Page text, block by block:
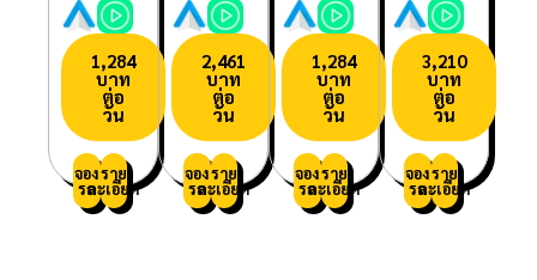
1,284
บาท
ต่อ
วัน
จอง
รถ
ราย
ละเอียด
2,461
บาท
ต่อ
วัน
จอง
รถ
ราย
ละเอียด
1,284
บาท
ต่อ
วัน
จอง
รถ
ราย
ละเอียด
3,210
บาท
ต่อ
วัน
จอง
รถ
ราย
ละเอียด